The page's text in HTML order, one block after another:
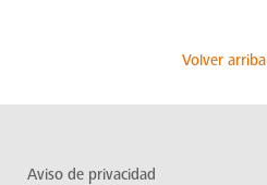
Volver arriba
Aviso de privacidad